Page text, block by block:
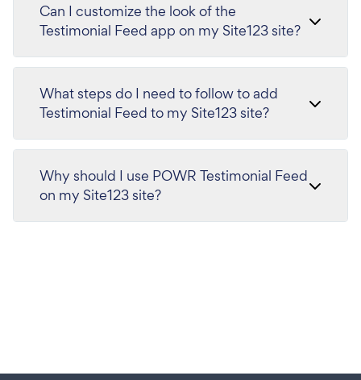
Can I customize the look of the
Testimonial Feed app on my Site123 site?
What steps do I need to follow to add
Testimonial Feed to my Site123 site?
Why should I use POWR Testimonial Feed
on my Site123 site?